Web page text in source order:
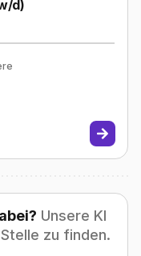
d)
Unsere KI
zu finden.